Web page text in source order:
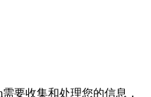
要收集和处理您的信息，